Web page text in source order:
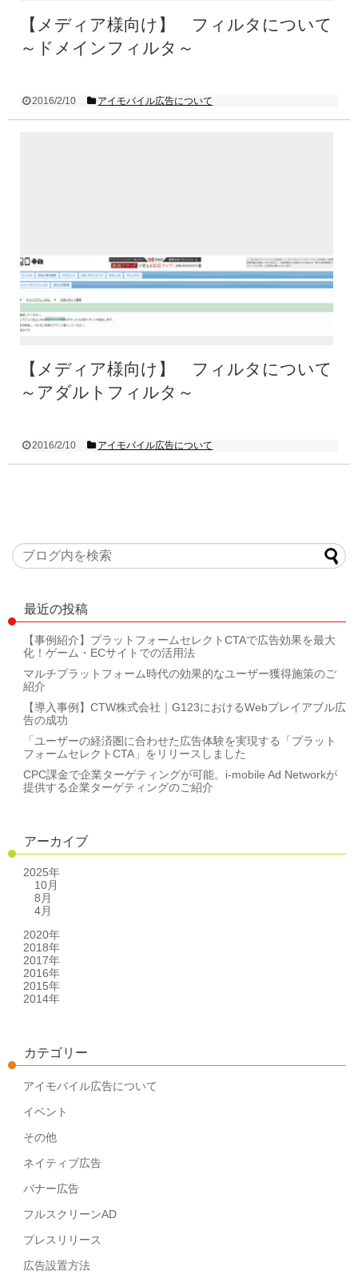
【メディア様向け】 フィルタについて
～ドメインフィルタ～
2016/2/10 アイモバイル広告について
【メディア様向け】 フィルタについて
～アダルトフィルタ～
2016/2/10 アイモバイル広告について
最近の投稿
【事例紹介】プラットフォームセレクトCTAで広告効果を最大
化！ゲーム・ECサイトでの活用法
マルチプラットフォーム時代の効果的なユーザー獲得施策のご
紹介
【導入事例】CTW株式会社｜G123におけるWebプレイアブル広
告の成功
「ユーザーの経済圏に合わせた広告体験を実現する「プラット
フォームセレクトCTA」をリリースしました
CPC課金で企業ターゲティングが可能。i-mobile Ad Networkが
提供する企業ターゲティングのご紹介
アーカイブ
2025年
10月
8月
4月
2020年
2018年
2017年
2016年
2015年
2014年
カテゴリー
アイモバイル広告について
イベント
その他
ネイティブ広告
バナー広告
フルスクリーンAD
プレスリリース
広告設置方法